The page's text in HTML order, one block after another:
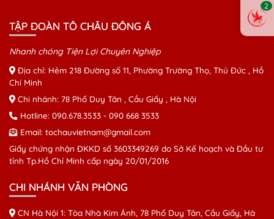
TẬP ĐOÀN TÔ CHÂU ĐÔNG Á
Nhanh chóng Tiện Lợi Chuyên Nghiệp
Địa chỉ: Hẻm 218 Đường số 11, Phường Trường Thọ, Thủ Đức , Hồ
Chí Minh
Chi nhánh: 78 Phố Duy Tân , Cầu Giấy , Hà Nội
Hotline: 090.678.3533 - 090 668 3533
Email: tochauvietnam@gmail.com
Giấy chứng nhận ĐKKD số 3603349269 do Sở Kế hoạch và Đầu tư
tỉnh Tp.Hồ Chí Minh cấp ngày 20/01/2016
2
CHI NHÁNH VĂN PHÒNG
CN Hà Nội 1: Tòa Nhà Kim Ánh, 78 Phố Duy Tân, Cầu Giấy, Hà